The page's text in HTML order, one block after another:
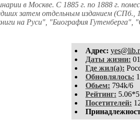
в Москве. С 1885 г. по 1888 г.
затем отдельным изданием (СПб.,
на Руси", "Биография
Aдpeс:
Даты жизни:
Где жил(а):
Обновлялось:
Обьем: 794k/6
Рейтинг: 5.06*5
Посетителей: